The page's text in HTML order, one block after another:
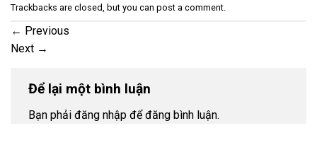
Trackbacks are closed, but you can post a comment.
← Previous
Next →
Để lại một bình luận
Bạn phải đăng nhập để đăng bình luận.